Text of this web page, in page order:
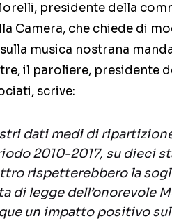
presidente della
Camera, che chiede di
musica nostrana
il paroliere, presidente
scrive:
dati medi di
2010-2017, su dieci
rispetterebbero la
di legge dell’onorevole
un impatto positivo